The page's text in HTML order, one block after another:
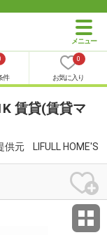
件
0
お気に入り
賃貸(賃貸マ
供元 LIFULL HOME'S